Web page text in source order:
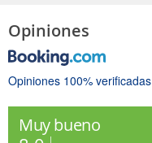
Opiniones
Opiniones 100% verificadas
Muy bueno